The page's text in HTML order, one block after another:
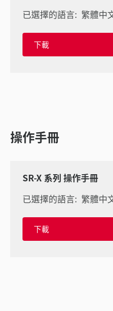
已選擇的語言: 繁體中
下載
操作手冊
SR-X 系列 操作手冊
已選擇的語言: 繁體中
下載